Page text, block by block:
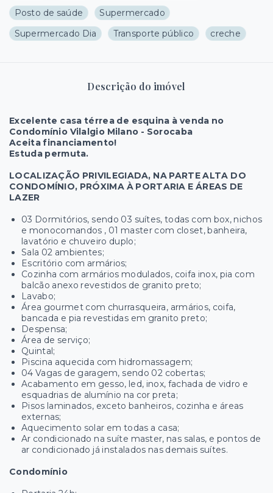
Posto de saúde
Supermercado
Supermercado Dia
Transporte público creche
Descrição do imóvel
Excelente casa térrea de esquina à venda no
Condomínio Vilalgio Milano - Sorocaba
Aceita financiamento!
Estuda permuta.
LOCALIZAÇÃO PRIVILEGIADA, NA PARTE ALTA DO
CONDOMÍNIO, PRÓXIMA À PORTARIA E ÁREAS DE
LAZER
03 Dormitórios, sendo 03 suítes, todas com box, nichos
e monocomandos , 01 master com closet, banheira,
lavatório e chuveiro duplo;
Sala 02 ambientes;
Escritório com armários;
Cozinha com armários modulados, coifa inox, pia com
balcão anexo revestidos de granito preto;
Lavabo;
Área gourmet com churrasqueira, armários, coifa,
bancada e pia revestidas em granito preto;
Despensa;
Área de serviço;
Quintal;
Piscina aquecida com hidromassagem;
04 Vagas de garagem, sendo 02 cobertas;
Acabamento em gesso, led, inox, fachada de vidro e
esquadrias de alumínio na cor preta;
Pisos laminados, exceto banheiros, cozinha e áreas
externas;
Aquecimento solar em todas a casa;
Ar condicionado na suíte master, nas salas, e pontos de
ar condicionado já instalados nas demais suítes.
Condomínio